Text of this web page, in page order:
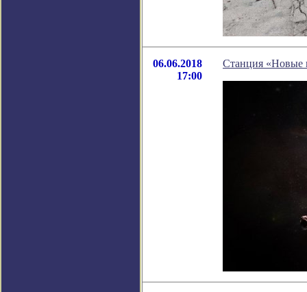
06.06.2018
17:00
Станция «Новые